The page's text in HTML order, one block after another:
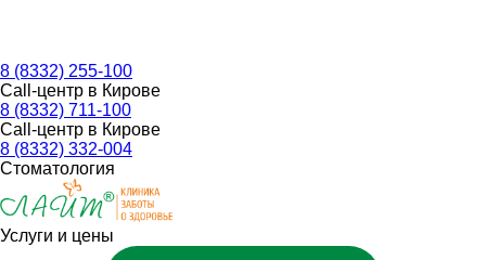
8 (8332) 255-100
Call-центр в Кирове
8 (8332) 711-100
Call-центр в Кирове
8 (8332) 332-004
Стоматология
Услуги и цены